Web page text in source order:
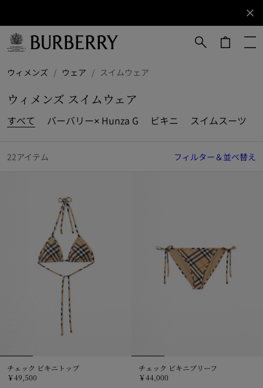
ニュ
ース
レタ
ご登
ださ
ウィメンズ / ウェア / スイムウェア
ウィメンズ スイムウェア
すべて バーバリー× Hunza G ビキニ スイムスーツ
22アイテム フィルター＆並べ替え
チェック ビキニトップ
￥49,500
チェック ビキニブリーフ
￥44,000